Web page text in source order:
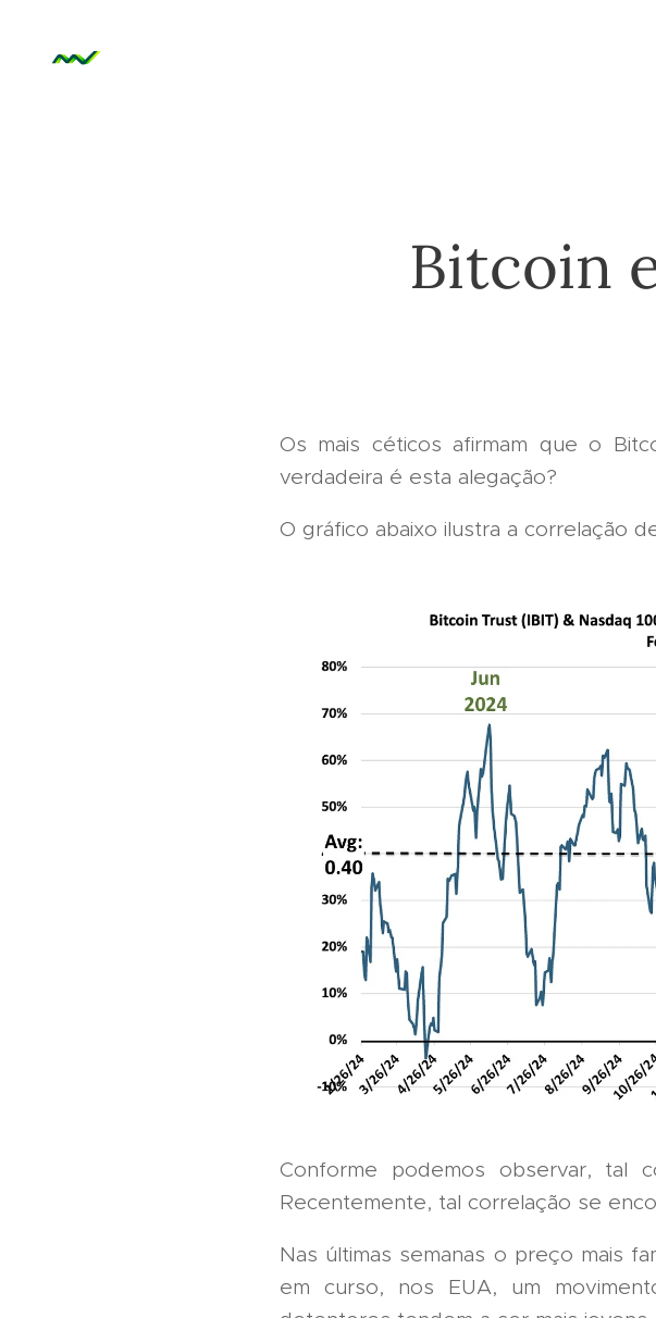
Bitcoin
Os mais céticos afirmam que o
verdadeira é esta alegação?
O gráfico abaixo ilustra a correlação
Conforme podemos observar, tal
Recentemente, tal correlação se
Nas últimas semanas o preço mais
em curso, nos EUA, um